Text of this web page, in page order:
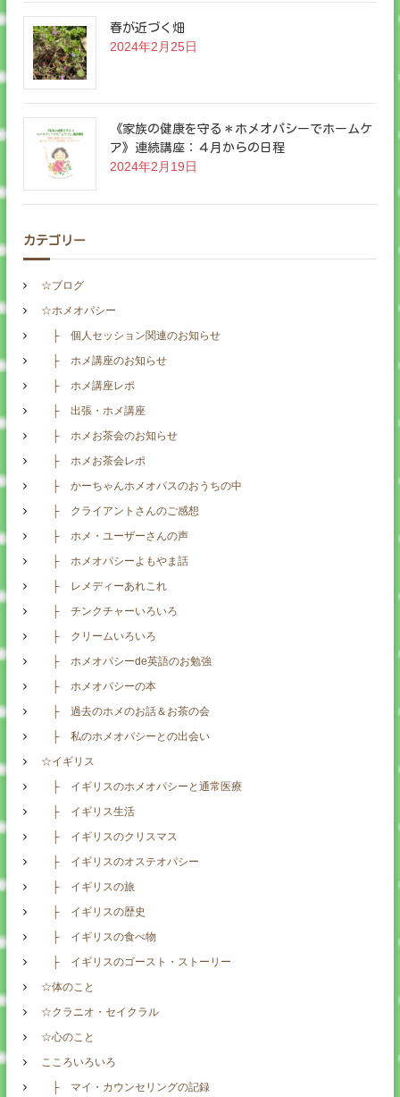
春が近づく畑
2024年2月25日
《家族の健康を守る＊ホメオパシーでホームケ
ア》連続講座：４月からの日程
2024年2月19日
カテゴリー
☆ブログ
☆ホメオパシー
├ 個人セッション関連のお知らせ
├ ホメ講座のお知らせ
├ ホメ講座レポ
├ 出張・ホメ講座
├ ホメお茶会のお知らせ
├ ホメお茶会レポ
├ かーちゃんホメオパスのおうちの中
├ クライアントさんのご感想
├ ホメ・ユーザーさんの声
├ ホメオパシーよもやま話
├ レメディーあれこれ
├ チンクチャーいろいろ
├ クリームいろいろ
├ ホメオパシーde英語のお勉強
├ ホメオパシーの本
├ 過去のホメのお話＆お茶の会
├ 私のホメオパシーとの出会い
☆イギリス
├ イギリスのホメオパシーと通常医療
├ イギリス生活
├ イギリスのクリスマス
├ イギリスのオステオパシー
├ イギリスの旅
├ イギリスの歴史
├ イギリスの食べ物
├ イギリスのゴースト・ストーリー
☆体のこと
☆クラニオ・セイクラル
☆心のこと
こころいろいろ
├ マイ・カウンセリングの記録